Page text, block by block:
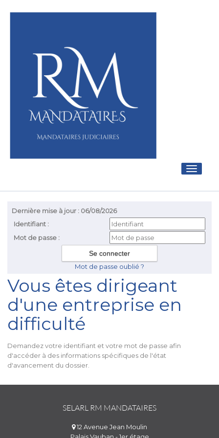
Toggle
Dernière mise à jour : 06/08/2026
Identifiant :
Mot de passe :
Mot de passe oublié ?
Vous êtes dirigeant
d'une entreprise en
difficulté
Demandez votre identifiant et votre mot de passe afin
d'accéder à des informations spécifiques de l'état
d'avancement du dossier.
SELARL RM MANDATAIRES
12 Avenue Jean Moulin